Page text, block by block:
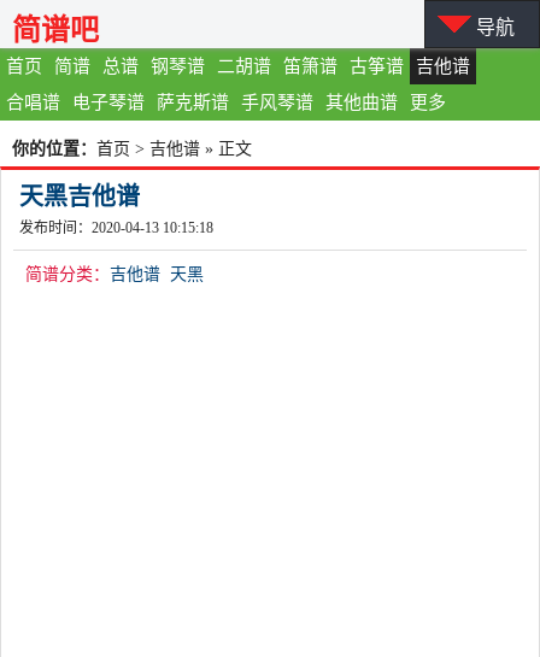
首页 简谱 总谱 钢琴谱 二胡谱 笛箫谱 古筝谱
吉他谱
合唱谱
电子琴谱 萨克斯谱 手风琴谱 其他曲谱 更多
简谱吧 导航
你的位置： 首页 > 吉他谱 » 正文
天黑吉他谱
发布时间：2020-04-13 10:15:18
简谱分类： 吉他谱 天黑